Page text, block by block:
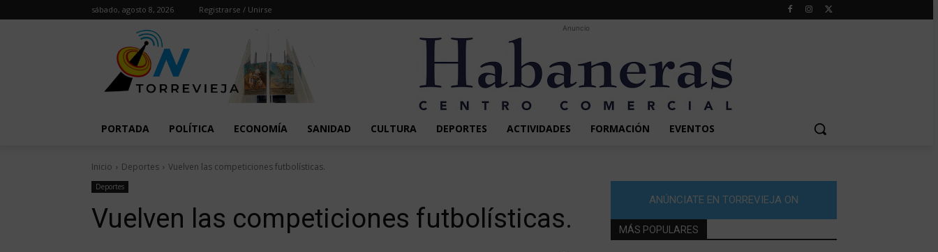
sábado, agosto 8, 2026 Registrarse / Unirse
Anuncio
PORTADA POLÍTICA ECONOMÍA SANIDAD CULTURA DEPORTES ACTIVIDADES FORMACIÓN EVENTOS
Inicio Deportes Vuelven las competiciones futbolísticas.
Deportes
Vuelven las competiciones futbolísticas.
ANÚNCIATE EN TORREVIEJA ON
MÁS POPULARES